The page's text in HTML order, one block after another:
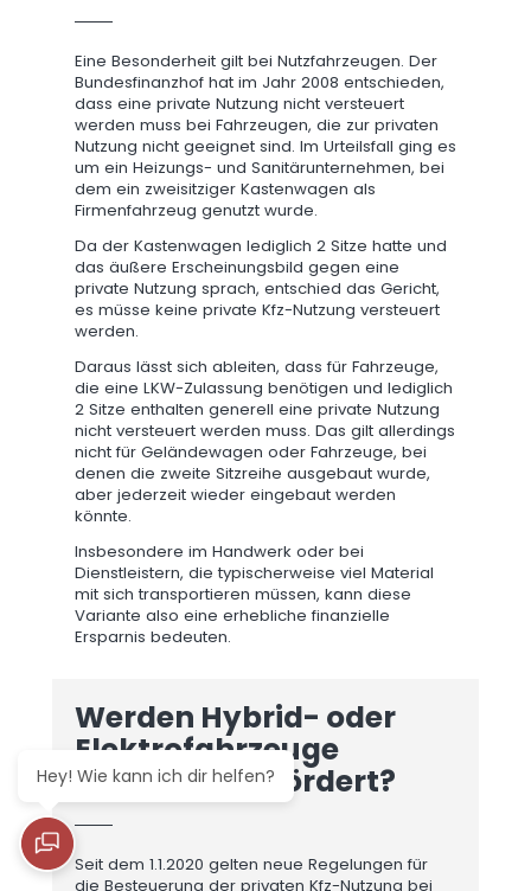
Eine Besonderheit gilt bei Nutzfahrzeugen. Der
Bundesfinanzhof hat im Jahr 2008 entschieden,
dass eine private Nutzung nicht versteuert
werden muss bei Fahrzeugen, die zur privaten
Nutzung nicht geeignet sind. Im Urteilsfall ging es
um ein Heizungs- und Sanitärunternehmen, bei
dem ein zweisitziger Kastenwagen als
Firmenfahrzeug genutzt wurde.
Da der Kastenwagen lediglich 2 Sitze hatte und
das äußere Erscheinungsbild gegen eine
private Nutzung sprach, entschied das Gericht,
es müsse keine private Kfz-Nutzung versteuert
werden.
Daraus lässt sich ableiten, dass für Fahrzeuge,
die eine LKW-Zulassung benötigen und lediglich
2 Sitze enthalten generell eine private Nutzung
nicht versteuert werden muss. Das gilt allerdings
nicht für Geländewagen oder Fahrzeuge, bei
denen die zweite Sitzreihe ausgebaut wurde,
aber jederzeit wieder eingebaut werden
könnte.
Insbesondere im Handwerk oder bei
Dienstleistern, die typischerweise viel Material
mit sich transportieren müssen, kann diese
Variante also eine erhebliche finanzielle
Ersparnis bedeuten.
Werden Hybrid- oder
Elektrofahrzeuge
steuerlich gefördert?
Seit dem 1.1.2020 gelten neue Regelungen für
die Besteuerung der privaten Kfz-Nutzung bei
Hey! Wie kann ich dir helfen?